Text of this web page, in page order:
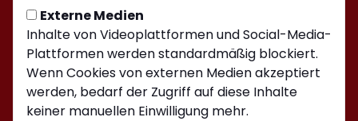
Externe Medien
Inhalte von Videoplattformen und Social-Media-
Plattformen werden standardmäßig blockiert.
Wenn Cookies von externen Medien akzeptiert
werden, bedarf der Zugriff auf diese Inhalte
keiner manuellen Einwilligung mehr.